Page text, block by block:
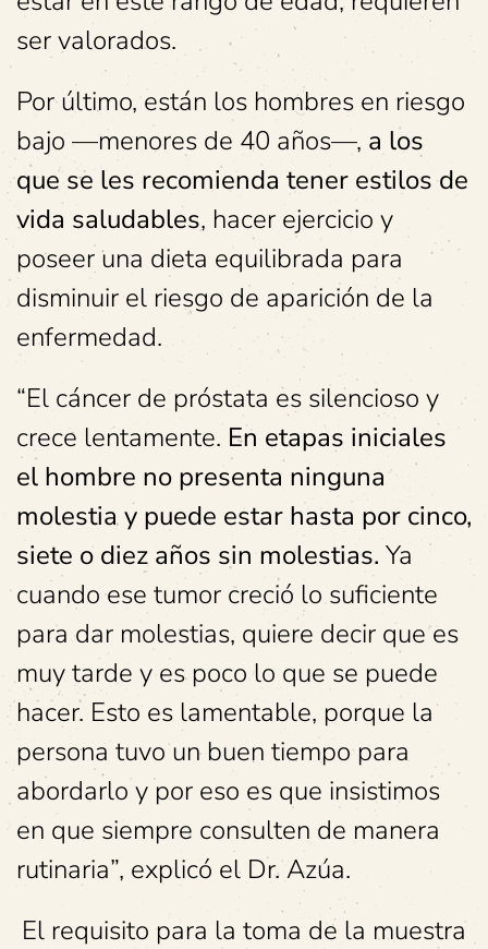
ser valorados.
Por último, están los hombres en riesgo
bajo —menores de 40 años—, a los
que se les recomienda tener estilos de
vida saludables, hacer ejercicio y
poseer una dieta equilibrada para
disminuir el riesgo de aparición de la
enfermedad.
“El cáncer de próstata es silencioso y
crece lentamente. En etapas iniciales
el hombre no presenta ninguna
molestia y puede estar hasta por cinco,
siete o diez años sin molestias. Ya
cuando ese tumor creció lo suficiente
para dar molestias, quiere decir que es
muy tarde y es poco lo que se puede
hacer. Esto es lamentable, porque la
persona tuvo un buen tiempo para
abordarlo y por eso es que insistimos
en que siempre consulten de manera
rutinaria”, explicó el Dr. Azúa.
El requisito para la toma de la muestra